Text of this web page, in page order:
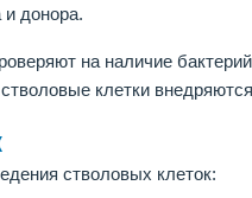
и донора.
на наличие
клетки
стволовых клеток: